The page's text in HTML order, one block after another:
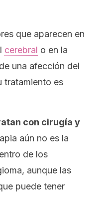
que aparecen en
cerebral o en la
una afección del
tratamiento es
con cirugía y
aún no es la
de los
aunque las
puede tener